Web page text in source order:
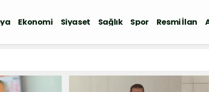
Ekonomi Siyaset Sağlık Spor Resmi İlan